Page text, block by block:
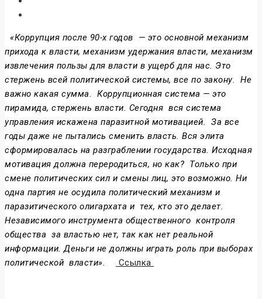
«Коррупция после 90-х годов — это основной механизм
прихода к власти, механизм удержания власти, механизм
извлечения пользы для власти в ущерб для нас. Это
стержень всей политической системы, все по закону. Не
важно какая сумма. Коррупционная система — это
пирамида, стержень власти. Сегодня вся система
управления искажена паразитной мотивацией. За все
годы даже не пытались сменить власть. Вся элита
сформировалась на разграблении государства. Исходная
мотивация должна переродиться, но как? Только при
смене политических сил и смены лиц, это возможно. Ни
одна партия не осудила политический механизм и
паразитического олигархата и тех, кто это делает.
Независимого инструмента общественного контроля
общества за властью нет, так как нет реальной
информации. Деньги не должны играть роль при выборах
политической власти».
Ссылка